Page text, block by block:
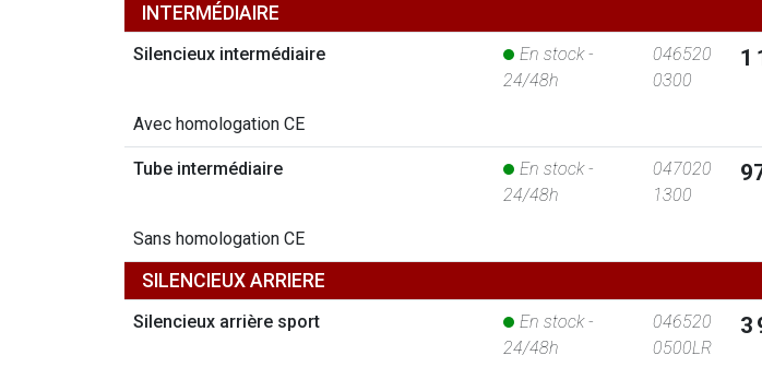
INTERMÉDIAIRE
Silencieux intermédiaire
En stock -
24/48h
046520
0300
1
Avec homologation CE
Tube intermédiaire
En stock -
24/48h
047020
1300
Sans homologation CE
SILENCIEUX ARRIERE
Silencieux arrière sport
En stock -
24/48h
046520
0500LR
3